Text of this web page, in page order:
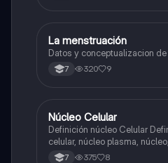
Biologia
La menstruación
Datos y conceptualizacion
7 320 9
Biologia
Núcleo Celular
Definición núcleo Celular Definición de: Membrana
celular, núcleo plasma,
Interfase Fases de la interfase
7 375 8